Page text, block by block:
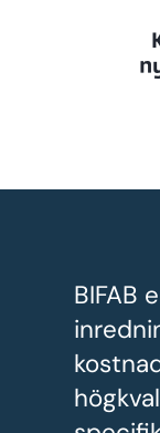
BIFAB